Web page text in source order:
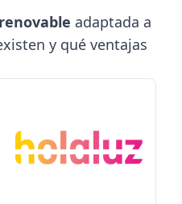
adaptada a
y qué ventajas